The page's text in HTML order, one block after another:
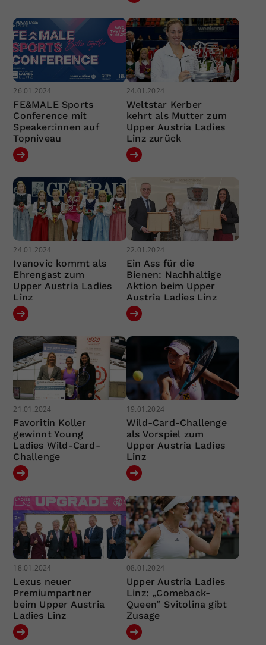
26.01.2024
FE&MALE Sports
Conference mit
Speaker:innen auf
Topniveau
24.01.2024
Weltstar Kerber
kehrt als Mutter zum
Upper Austria Ladies
Linz zurück
24.01.2024
Ivanovic kommt als
Ehrengast zum
Upper Austria Ladies
Linz
22.01.2024
Ein Ass für die
Bienen: Nachhaltige
Aktion beim Upper
Austria Ladies Linz
21.01.2024
Favoritin Koller
gewinnt Young
Ladies Wild-Card-
Challenge
19.01.2024
Wild-Card-Challenge
als Vorspiel zum
Upper Austria Ladies
Linz
18.01.2024
Lexus neuer
Premiumpartner
beim Upper Austria
Ladies Linz
08.01.2024
Upper Austria Ladies
Linz: „Comeback-
Queen” Svitolina gibt
Zusage